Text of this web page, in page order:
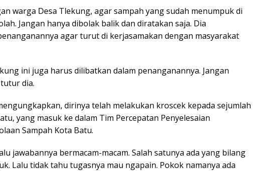
warga Desa Tlekung, agar sampah yang sudah menumpuk di
Jangan hanya dibolak balik dan diratakan saja. Dia
agar turut di kerjasamakan dengan masyarakat
ini juga harus dilibatkan dalam penanganannya. Jangan
dia.
dirinya telah melakukan kroscek kepada sejumlah
yang masuk ke dalam Tim Percepatan Penyelesaian
Sampah Kota Batu.
jawabannya bermacam-macam. Salah satunya ada yang bilang
Lalu tidak tahu tugasnya mau ngapain. Pokok namanya ada